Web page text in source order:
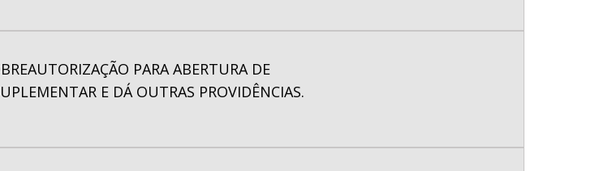
PARA ABERTURA DE
E DÁ OUTRAS PROVIDÊNCIAS.